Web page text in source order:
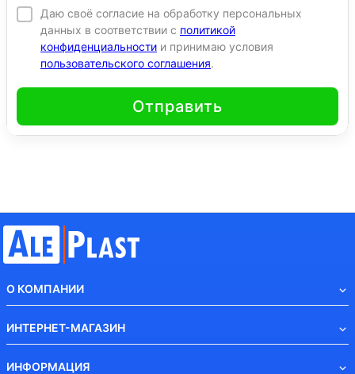
Даю своё согласие на обработку персональных
данных в соответствии с политикой
конфиденциальности и принимаю условия
пользовательского соглашения.
Отправить
О КОМПАНИИ
ИНТЕРНЕТ-МАГАЗИН
ИНФОРМАЦИЯ